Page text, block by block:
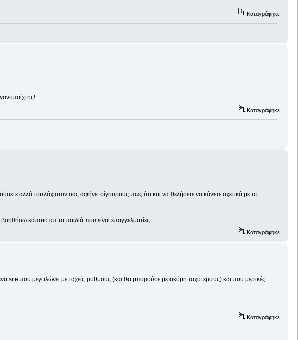
Καταγράφηκε
Καταγράφηκε
αλλά τουλάχιστον σας αφήνει σίγουρους πως ότι και να θελήσετε να κάνετε σχετικά με το
κάποιο απ τα παιδιά που είναι επαγγελματίες...
Καταγράφηκε
site που μεγαλώνει με ταχείς ρυθμούς (και θα μπορούσε με ακόμη ταχύτερους) και που μερικές
Καταγράφηκε